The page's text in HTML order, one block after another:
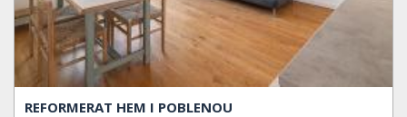
REFORMERAT HEM I POBLENOU